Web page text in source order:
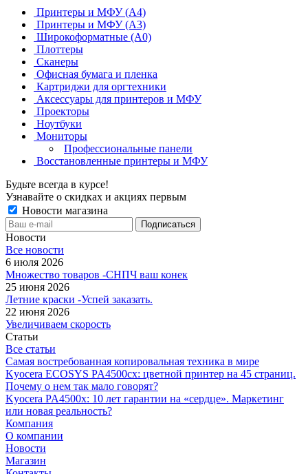
Принтеры и МФУ (А4)
Принтеры и МФУ (А3)
Широкоформатные (А0)
Плоттеры
Сканеры
Офисная бумага и пленка
Картриджи для оргтехники
Аксессуары для принтеров и МФУ
Проекторы
Ноутбуки
Мониторы
Профессиональные панели
Восстановленные принтеры и МФУ
Будьте всегда в курсе!
Узнавайте о скидках и акциях первым
Новости магазина
Новости
Все новости
6 июля 2026
Множество товаров -СНПЧ ваш конек
25 июня 2026
Летние краски -Успей заказать.
22 июня 2026
Увеличиваем скорость
Статьи
Все статьи
Самая востребованная копировальная техника в мире
Kyocera ECOSYS PA4500cx: цветной принтер на 45 страниц.
Почему о нем так мало говорят?
Kyocera PA4500x: 10 лет гарантии на «сердце». Маркетинг
или новая реальность?
Компания
О компании
Новости
Магазин